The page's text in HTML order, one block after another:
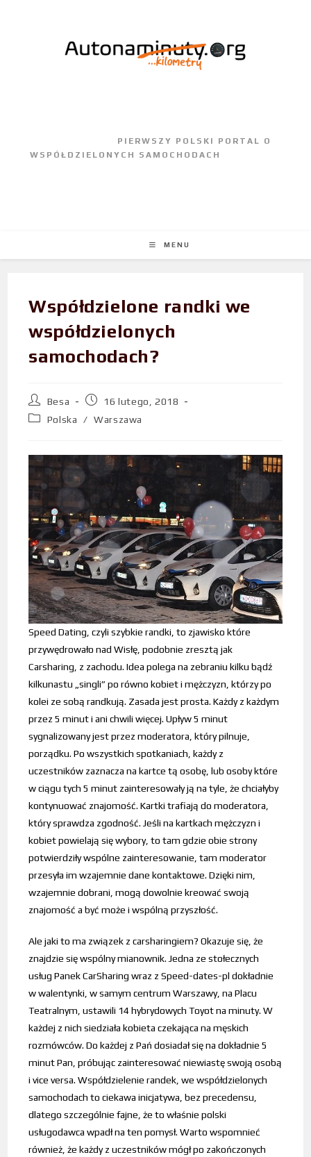
MENU
Współdzielone randki we
współdzielonych
samochodach?
Besa
16 lutego, 2018
Polska
/ Warszawa
Speed Dating, czyli szybkie randki, to zjawisko które
przywędrowało nad Wisłę, podobnie zresztą jak
Carsharing, z zachodu. Idea polega na zebraniu kilku bądź
kilkunastu „singli” po równo kobiet i mężczyzn, którzy po
kolei ze sobą randkują. Zasada jest prosta. Każdy z każdym
przez 5 minut i ani chwili więcej. Upływ 5 minut
sygnalizowany jest przez moderatora, który pilnuje,
porządku. Po wszystkich spotkaniach, każdy z
uczestników zaznacza na kartce tą osobę, lub osoby które
w ciągu tych 5 minut zainteresowały ją na tyle, że chciałyby
kontynuować znajomość. Kartki trafiają do moderatora,
który sprawdza zgodność. Jeśli na kartkach mężczyzn i
kobiet powielają się wybory, to tam gdzie obie strony
potwierdziły wspólne zainteresowanie, tam moderator
przesyła im wzajemnie dane kontaktowe. Dzięki nim,
wzajemnie dobrani, mogą dowolnie kreować swoją
znajomość a być może i wspólną przyszłość.
Ale jaki to ma związek z carsharingiem? Okazuje się, że
znajdzie się wspólny mianownik. Jedna ze stołecznych
usług Panek CarSharing wraz z Speed-dates-pl dokładnie
w walentynki, w samym centrum Warszawy, na Placu
Teatralnym, ustawili 14 hybrydowych Toyot na minuty. W
każdej z nich siedziała kobieta czekająca na męskich
rozmówców. Do każdej z Pań dosiadał się na dokładnie 5
minut Pan, próbując zainteresować niewiastę swoją osobą
i vice versa. Współdzielenie randek, we współdzielonych
samochodach to ciekawa inicjatywa, bez precedensu,
dlatego szczególnie fajne, że to właśnie polski
usługodawca wpadł na ten pomysł. Warto wspomnieć
również, że każdy z uczestników mógł po zakończonych